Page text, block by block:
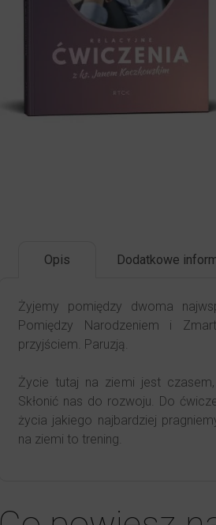
Opis Dodatkowe
Żyjemy pomiędzy dwoma
Pomiędzy Narodzeniem i
przyjściem. Paruzją.
Życie tutaj na ziemi jest
Skłonić nas do rozwoju. Do
życia jakiego najbardziej
na ziemi to trening.